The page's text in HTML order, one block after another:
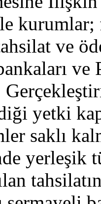
kurumlar;
ve
ve
yetki
saklı
yerleşik